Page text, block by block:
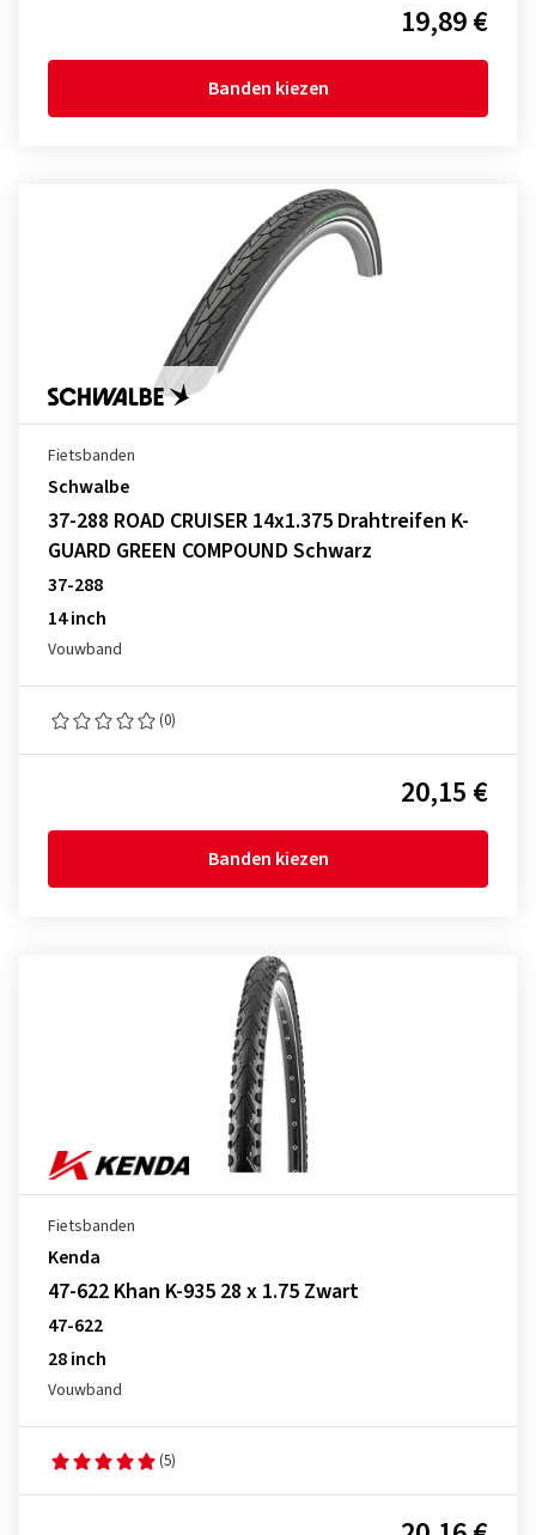
19,89 €
Banden kiezen
Fietsbanden
Schwalbe
37-288 ROAD CRUISER 14x1.375 Drahtreifen K-
GUARD GREEN COMPOUND Schwarz
37-288
14 inch
Vouwband
(0)
20,15 €
Banden kiezen
Fietsbanden
Kenda
47-622 Khan K-935 28 x 1.75 Zwart
47-622
28 inch
Vouwband
(5)